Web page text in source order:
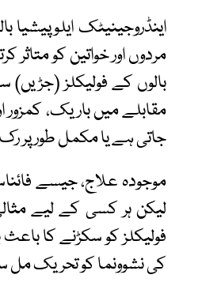
اینڈروجینیٹک
مردوں اور خواتین کو
بالوں کے فولیکلز
مقابلے میں باریک، کمزور
جاتی ہے یا مکمل طور پر
موجودہ علاج، جیسے
لیکن ہر کسی کے لیے مثالی
فولیکلز کو سکڑنے کا
کی نشوونما کو تحریک